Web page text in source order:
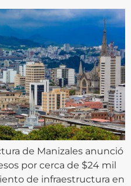
de Manizales anunció
por cerca de $24 mil
de infraestructura en